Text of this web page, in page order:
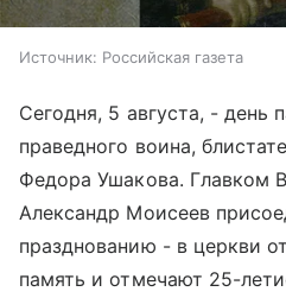
Источник: Российская газета
Сегодня, 5 августа, - день
праведного воина,
Федора Ушакова. Главком
Александр Моисеев
празднованию - в церкви
память и отмечают 25-